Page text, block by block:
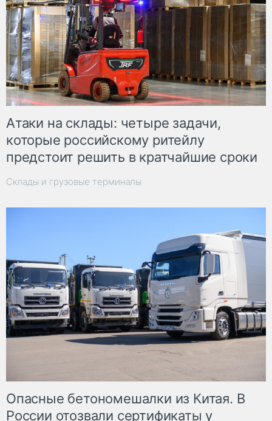
Атаки на склады: четыре задачи,
которые российскому ритейлу
предстоит решить в кратчайшие сроки
Склады и грузовые терминалы
Опасные бетономешалки из Китая. В
России отозвали сертификаты у